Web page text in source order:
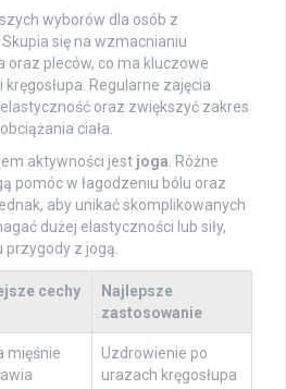
wyborów dla osób z
się na wzmacnianiu
oraz pleców, co ma kluczowe
Regularne zajęcia
oraz zwiększyć zakres
ciała.
aktywności jest joga. Różne
pomóc w łagodzeniu bólu oraz
aby unikać skomplikowanych
dużej elastyczności lub siły,
z jogą.
cechy
Najlepsze
zastosowanie
mięśnie
Uzdrowienie po
urazach kręgosłupa